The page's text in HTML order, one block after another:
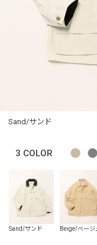
Sand/サンド
3 COLOR